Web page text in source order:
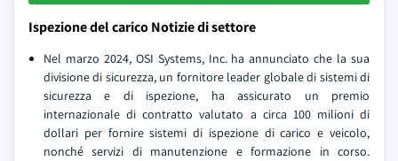
Ispezione del carico Notizie di settore
Nel marzo 2024, OSI Systems, Inc. ha annunciato che la sua
divisione di sicurezza, un fornitore leader globale di sistemi di
sicurezza e di ispezione, ha assicurato un premio
internazionale di contratto valutato a circa 100 milioni di
dollari per fornire sistemi di ispezione di carico e veicolo,
nonché servizi di manutenzione e formazione in corso.